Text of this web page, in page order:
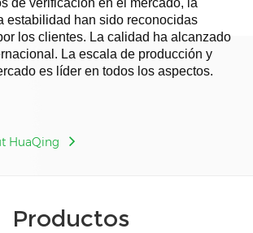
estabilidad han sido reconocidas
los clientes. La calidad ha alcanzado
La escala de produccióny
es líder en todos los aspectos.
HuaQing
Productos